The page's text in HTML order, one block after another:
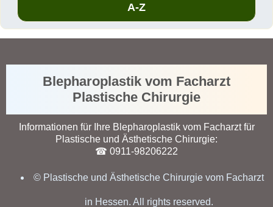
A-Z
Blepharoplastik vom Facharzt
Plastische Chirurgie
Informationen für Ihre Blepharoplastik vom Facharzt für
Plastische und Ästhetische Chirurgie:
☎ 0911-98206222
© Plastische und Ästhetische Chirurgie vom Facharzt
in Hessen. All rights reserved.